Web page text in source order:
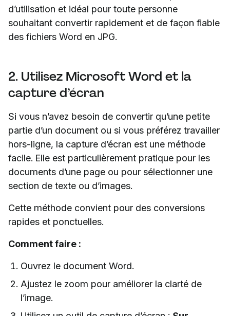
d’utilisation et idéal pour toute personne
souhaitant convertir rapidement et de façon fiable
des fichiers Word en JPG.
2. Utilisez Microsoft Word et la
capture d’écran
Si vous n’avez besoin de convertir qu’une petite
partie d’un document ou si vous préférez travailler
hors-ligne, la capture d’écran est une méthode
facile. Elle est particulièrement pratique pour les
documents d’une page ou pour sélectionner une
section de texte ou d’images.
Cette méthode convient pour des conversions
rapides et ponctuelles.
Comment faire :
Ouvrez le document Word.
Ajustez le zoom pour améliorer la clarté de
l’image.